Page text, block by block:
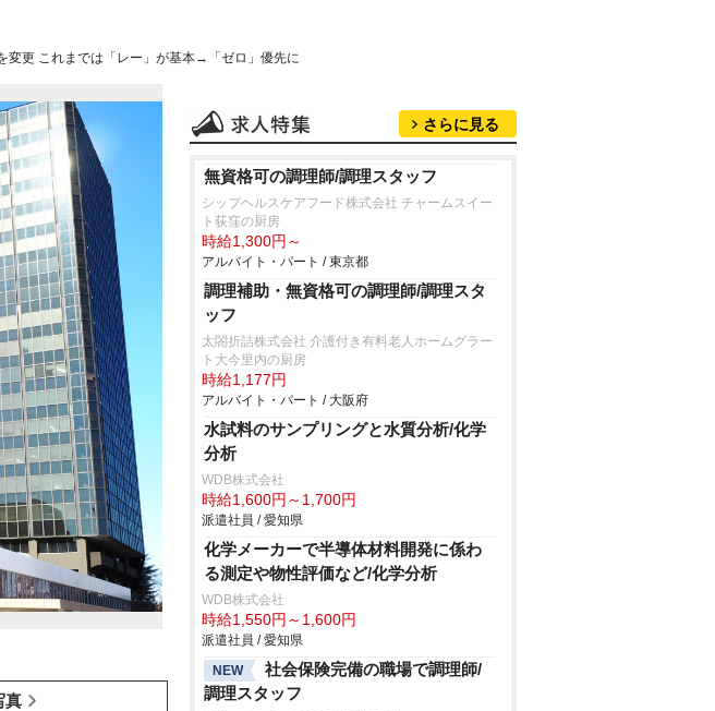
変更 これまでは「レー」が基本→「ゼロ」優先に
真
さらに見る
無資格可の調理師/調理スタッフ
シップヘルスケアフード株式会社 チャームスイー
ト荻窪の厨房
時給1,300円～
アルバイト・パート / 東京都
調理補助・無資格可の調理師/調理スタ
ッフ
太閤折詰株式会社 介護付き有料老人ホームグラー
ト大今里内の厨房
時給1,177円
アルバイト・パート / 大阪府
水試料のサンプリングと水質分析/化学
分析
WDB株式会社
時給1,600円～1,700円
派遣社員 / 愛知県
化学メーカーで半導体材料開発に係わ
る測定や物性評価など/化学分析
WDB株式会社
時給1,550円～1,600円
派遣社員 / 愛知県
NEW
社会保険完備の職場で調理師/
調理スタッフ